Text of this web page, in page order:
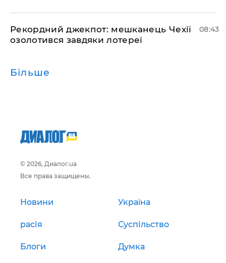
Рекордний джекпот: мешканець Чехії
озолотився завдяки лотереї
08:43
Більше
© 2026, Диалог.ua
Все права защищены.
Новини Україна
расія Суспільство
Блоги Думка